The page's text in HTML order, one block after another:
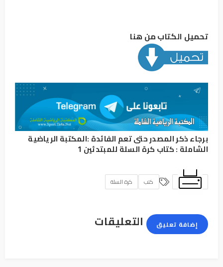
تحميل الكتاب من هنا
برجاء ذكر المصدر حتى تعم الفائدة :المكتبة الرياضية
الشاملة :كتاب كرة السلة للمبتدئين 1
كتب كرة السلة
التعليقات إضافة تعليق